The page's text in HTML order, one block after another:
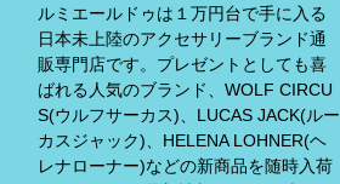
ルミエールドゥは１万円台で手に入る
日本未上陸のアクセサリーブランド通
販専門店です。プレゼントとしても喜
ばれる人気のブランド、WOLF CIRCU
S(ウルフサーカス)、LUCAS JACK(ルー
カスジャック)、HELENA LOHNER(ヘ
レナローナー)などの新商品を随時入荷